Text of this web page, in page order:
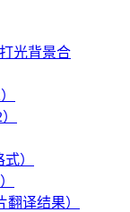
光背景合
）
翻译结果）